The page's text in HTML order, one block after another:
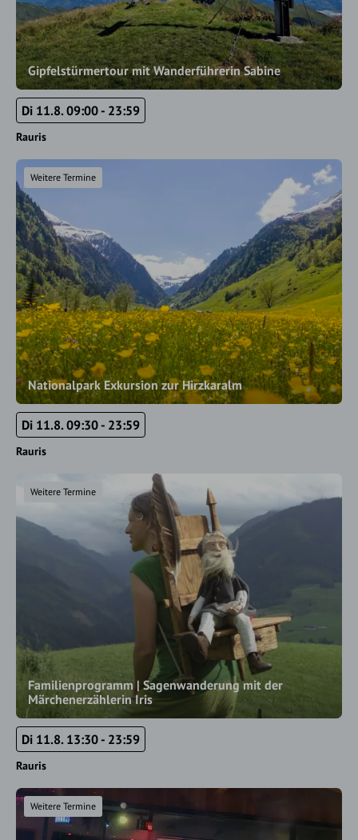
Gipfelstürmertour mit Wanderführerin Sabine
Di 11.8. 09:00 - 23:59
Rauris
Nationalpark Exkursion zur Hirzkaralm
Weitere Termine
Di 11.8. 09:30 - 23:59
Rauris
Familienprogramm | Sagenwanderung mit der
Märchenerzählerin Iris
Weitere Termine
Di 11.8. 13:30 - 23:59
Rauris
Weitere Termine